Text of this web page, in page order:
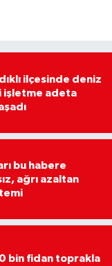
ilçesinde deniz
işletme adeta
bu habere
ağrı azaltan
bin fidan toprakla